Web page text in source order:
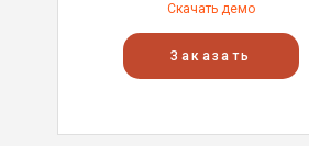
Скачать демо
Заказать